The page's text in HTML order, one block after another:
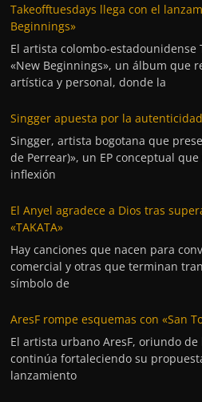
Takeofftuesdays llega con el
Beginnings»
El artista colombo-estadounidense
«New Beginnings», un álbum que
artística y personal, donde la
Singger apuesta por la autenticidad
Singger, artista bogotana que
de Perrear)», un EP conceptual
inflexión
El Anyel agradece a Dios tras
«TAKATA»
Hay canciones que nacen para
comercial y otras que terminan
símbolo de
AresF rompe esquemas con «San
El artista urbano AresF, oriundo
continúa fortaleciendo su
lanzamiento